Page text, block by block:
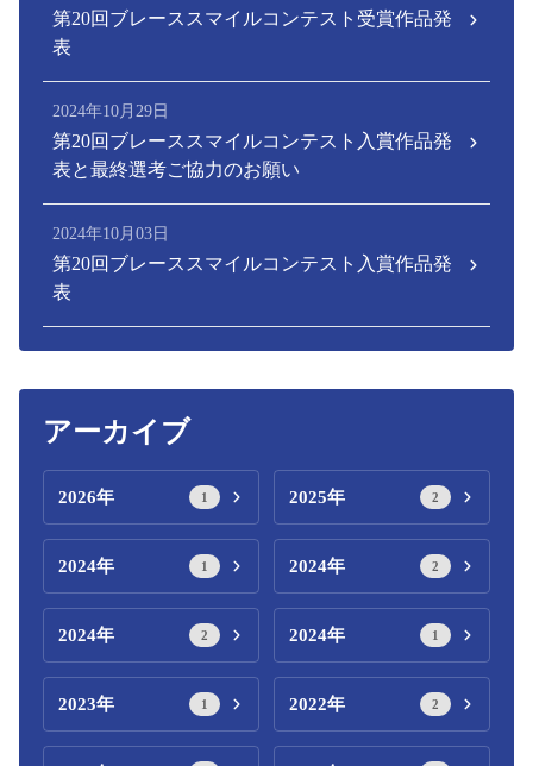
第20回ブレーススマイルコンテスト受賞作品発
表
2024年10月29日
第20回ブレーススマイルコンテスト入賞作品発
表と最終選考ご協力のお願い
2024年10月03日
第20回ブレーススマイルコンテスト入賞作品発
表
アーカイブ
2026年 1 2025年 2
2024年 1 2024年 2
2024年 2 2024年 1
2023年 1 2022年 2